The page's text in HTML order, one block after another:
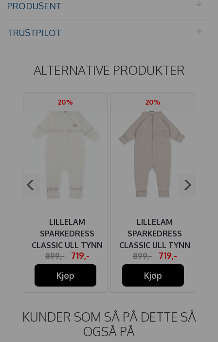
PRODUSENT
TRUSTPILOT
ALTERNATIVE PRODUKTER
20%
LILLELAM
SPARKEDRESS
CLASSIC ULL TYNN
HVIT
899,-
719,-
Kjøp
20%
LILLELAM
SPARKEDRESS
CLASSIC ULL TYNN
LYS BEIGE
899,-
719,-
Kjøp
KUNDER SOM SÅ PÅ DETTE SÅ
OGSÅ PÅ